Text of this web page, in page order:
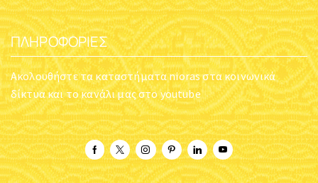
ΠΛΗΡΟΦΟΡΊΕΣ
Ακολουθήστε τα καταστήματα nioras στα κοινωνικά
δίκτυα και το κανάλι μας στο youtube